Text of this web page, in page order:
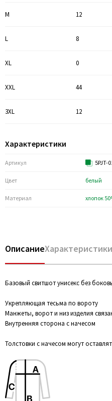
M 12
L 8
XL 0
XXL 44
3XL 12
Характеристики
Артикул 5PJT-
Цвет белый
Материал хлопок
ОписаниеХарактеристики
Базовый свитшот унисекс без
Укрепляющая тесьма по вороту
Манжеты, ворот и низ изделия
Внутренняя сторона с начесом
Толстовки с начесом могут